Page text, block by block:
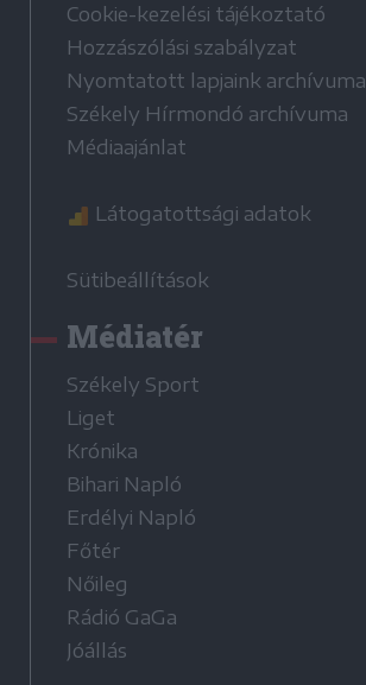
Cookie-kezelési tájékoztató
Hozzászólási szabályzat
Nyomtatott lapjaink archívuma
Székely Hírmondó archívuma
Médiaajánlat
Látogatottsági adatok
Sütibeállítások
Médiatér
Székely Sport
Liget
Krónika
Bihari Napló
Erdélyi Napló
Főtér
Nőileg
Rádió GaGa
Jóállás